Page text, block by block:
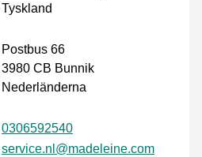
Tyskland
Postbus 66
3980 CB Bunnik
Nederländerna
0306592540
service.nl@madeleine.com